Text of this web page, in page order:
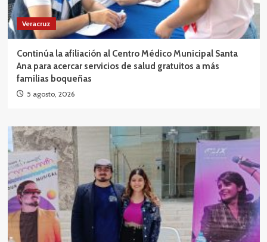
Veracruz
Continúa la afiliación al Centro Médico Municipal Santa
Ana para acercar servicios de salud gratuitos a más
familias boqueñas
5 agosto, 2026